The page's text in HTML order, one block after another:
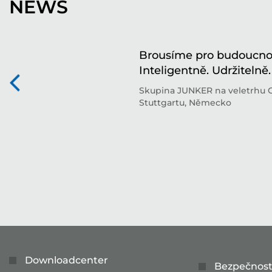
NEWS
Brousíme pro
Inteligentně. Udržitelně.
Skupina JUNKER na veletrhu
Stuttgartu, Německo
Downloadcenter